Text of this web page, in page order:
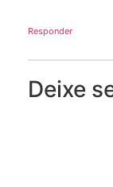
Responder
Deixe